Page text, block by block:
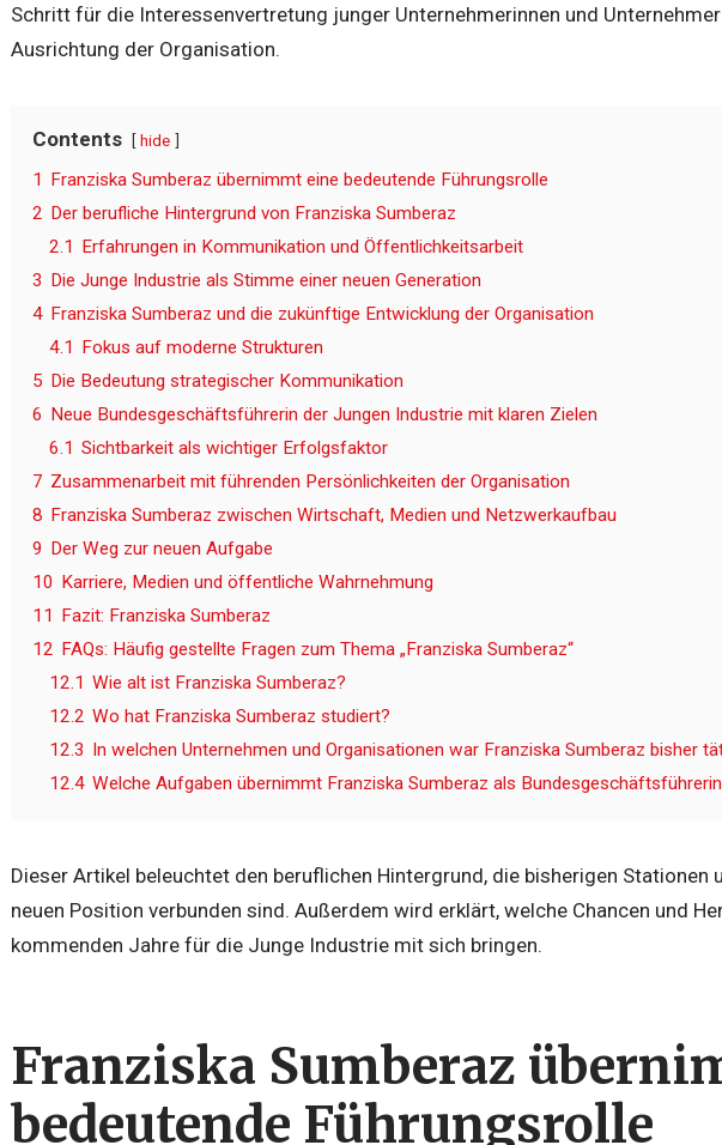
Schritt für die Interessenvertretung junger Unternehmerinnen und
Ausrichtung der Organisation.
Contents hide
1 Franziska Sumberaz übernimmt eine bedeutende Führungsrolle
2 Der berufliche Hintergrund von Franziska Sumberaz
2.1 Erfahrungen in Kommunikation und Öffentlichkeitsarbeit
3 Die Junge Industrie als Stimme einer neuen Generation
4 Franziska Sumberaz und die zukünftige Entwicklung der Organisation
4.1 Fokus auf moderne Strukturen
5 Die Bedeutung strategischer Kommunikation
6 Neue Bundesgeschäftsführerin der Jungen Industrie mit klaren Zielen
6.1 Sichtbarkeit als wichtiger Erfolgsfaktor
7 Zusammenarbeit mit führenden Persönlichkeiten der Organisation
8 Franziska Sumberaz zwischen Wirtschaft, Medien und Netzwerkaufbau
9 Der Weg zur neuen Aufgabe
10 Karriere, Medien und öffentliche Wahrnehmung
11 Fazit: Franziska Sumberaz
12 FAQs: Häufig gestellte Fragen zum Thema „Franziska Sumberaz“
12.1 Wie alt ist Franziska Sumberaz?
12.2 Wo hat Franziska Sumberaz studiert?
12.3 In welchen Unternehmen und Organisationen war Franziska Sumberaz bisher
12.4 Welche Aufgaben übernimmt Franziska Sumberaz als
Dieser Artikel beleuchtet den beruflichen Hintergrund, die bisherigen Stationen
neuen Position verbunden sind. Außerdem wird erklärt, welche Chancen und
kommenden Jahre für die Junge Industrie mit sich bringen.
Franziska Sumberaz
bedeutende Führungsrolle